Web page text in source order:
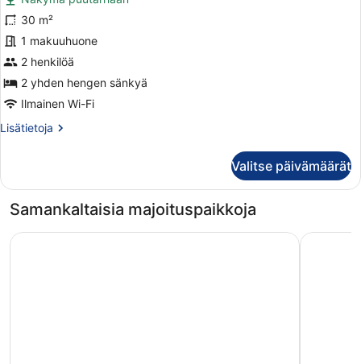
Deluxe-
huone
kuvat
30 m²
1 makuuhuone
2 henkilöä
2 yhden hengen sänkyä
Ilmainen Wi-Fi
Lisätietoja
Lisätietoja
Valitse päivämäärät
Samankaltaisia majoituspaikkoja
Horison Diana Timika Swiss-